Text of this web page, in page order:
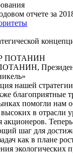
отчете за
нашей
благоприятные
помогли нам
в отрасли
акционеров.
шаг для
как в плане
экологических